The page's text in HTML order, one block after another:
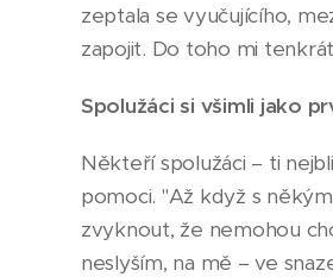
zeptala se vyučujícího,
zapojit. Do toho mi
Spolužáci si všimli jako
Někteří spolužáci – ti
pomoci. "Až když s
zvyknout, že nemohou
neslyším, na mě – ve